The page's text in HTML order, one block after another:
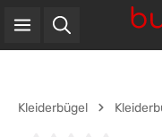
Zum Hauptinhalt springen
Kleiderbügel